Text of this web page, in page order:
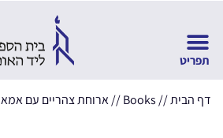
דף הבית//
Books
//ארוחת צהריים עם אמא